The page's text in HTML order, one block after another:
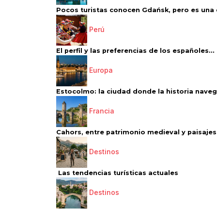
Pocos turistas conocen Gdańsk, pero es una
Perú
El perfil y las preferencias de los españoles...
Europa
Estocolmo: la ciudad donde la historia
Francia
Cahors, entre patrimonio medieval y paisajes
Destinos
Las tendencias turísticas actuales
Destinos